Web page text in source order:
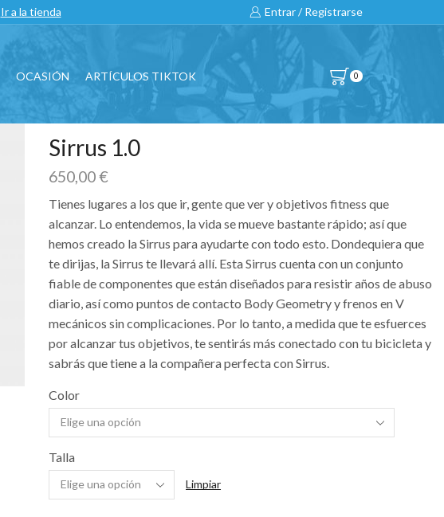
Ir a la tienda Entrar / Registrarse
OCASIÓN ARTÍCULOS TIKTOK 0
Sirrus 1.0
650,00€
Tienes lugares a los que ir, gente que ver y objetivos fitness que
alcanzar. Lo entendemos, la vida se mueve bastante rápido; así que
hemos creado la Sirrus para ayudarte con todo esto. Dondequiera que
te dirijas, la Sirrus te llevará allí. Esta Sirrus cuenta con un conjunto
fiable de componentes que están diseñados para resistir años de abuso
diario, así como puntos de contacto Body Geometry y frenos en V
mecánicos sin complicaciones. Por lo tanto, a medida que te esfuerces
por alcanzar tus objetivos, te sentirás más conectado con tu bicicleta y
sabrás que tiene a la compañera perfecta con Sirrus.
Color
Talla
Limpiar